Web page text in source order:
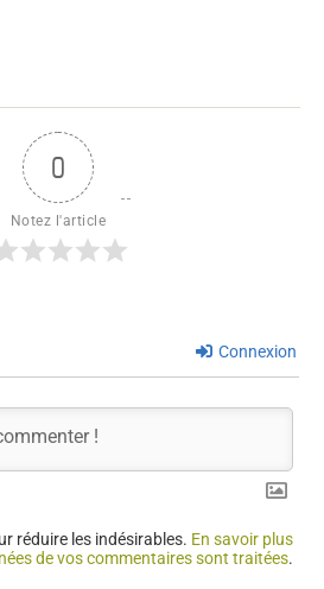
0
Notez l'article
Connexion
réduire les indésirables. En savoir plus
de vos commentaires sont traitées.